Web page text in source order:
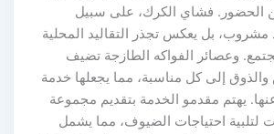
الحضور. فشاي الكرك، على سبيل
بل يعكس تجذر التقاليد المحلية
وعصائر الفواكه الطازجة تضيف
إلى كل مناسبة، مما يجعلها خدمة
يهتم مقدمو الخدمة بتقديم مجموعة
لتلبية احتياجات الضيوف، مما يشمل